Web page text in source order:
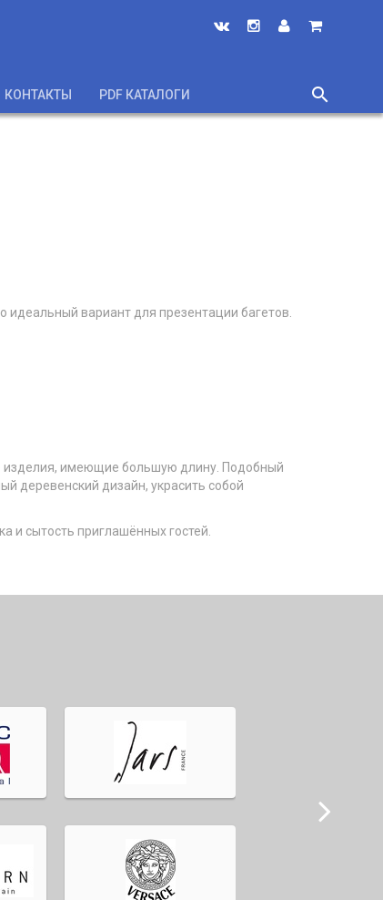
КОНТАКТЫ PDF КАТАЛОГИ
search
close
вариант для презентации багетов.
изделия, имеющие большую длину. Подобный
деревенский дизайн, украсить собой
и сытость приглашённых гостей.